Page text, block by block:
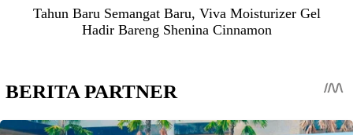
Tahun Baru Semangat Baru, Viva Moisturizer Gel
Hadir Bareng Shenina Cinnamon